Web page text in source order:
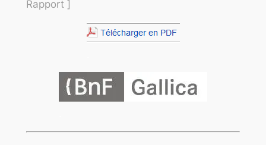
Rapport ]